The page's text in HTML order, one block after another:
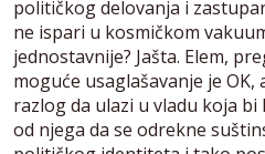
političkog delovanja i
ne ispari u kosmičkom
jednostavnije? Jašta. Elem,
moguće usaglašavanje je OK,
razlog da ulazi u vladu koja bi
od njega da se odrekne